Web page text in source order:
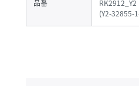
品番
RK2912_Y2
(Y2-32855-